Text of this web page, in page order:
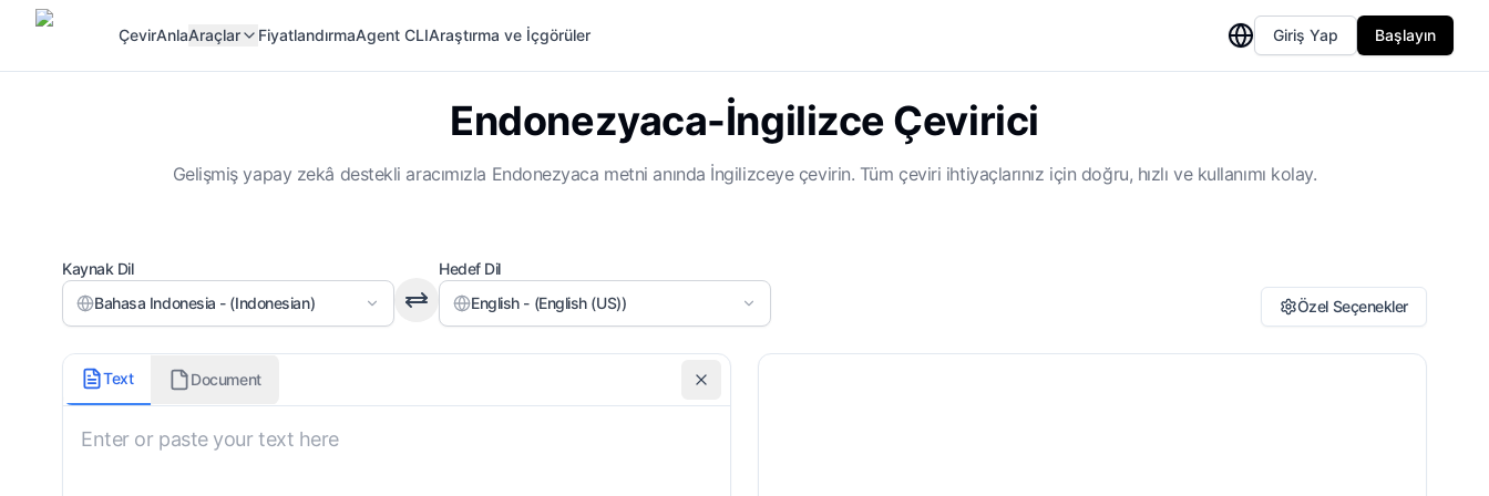
ÇevirAnlaAraçlar FiyatlandırmaAgent CLIAraştırma ve İçgörüler Giriş Yap Başlayın
Endonezyaca-İngilizce Çevirici
Gelişmiş yapay zekâ destekli aracımızla Endonezyaca metni anında İngilizceye çevirin. Tüm çeviri ihtiyaçlarınız için doğru, hızlı ve kullanımı kolay.
Kaynak Dil
Bahasa Indonesia - (Indonesian)
Hedef Dil
English - (English (US))
Özel Seçenekler
Resmiyet
Nötr Genel
Terim Listesi
Text Document